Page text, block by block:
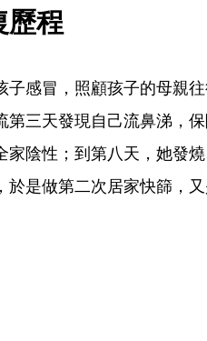
歷程
感冒，照顧孩子的母親
三天發現自己流鼻涕，
陰性；到第八天，她發
是做第二次居家快篩，